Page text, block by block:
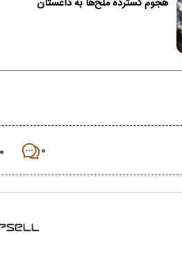
هجوم گسترده ملخ‌ها به داغستان
۰ ۰